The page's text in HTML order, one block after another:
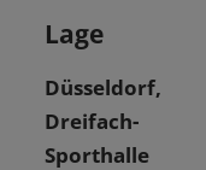
Lage
Düsseldorf,
Dreifach-
Sporthalle